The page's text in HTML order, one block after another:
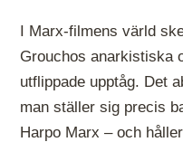
I Marx-filmens värld
Grouchos anarkistiska
utflippade upptåg. Det
man ställer sig precis
Harpo Marx – och